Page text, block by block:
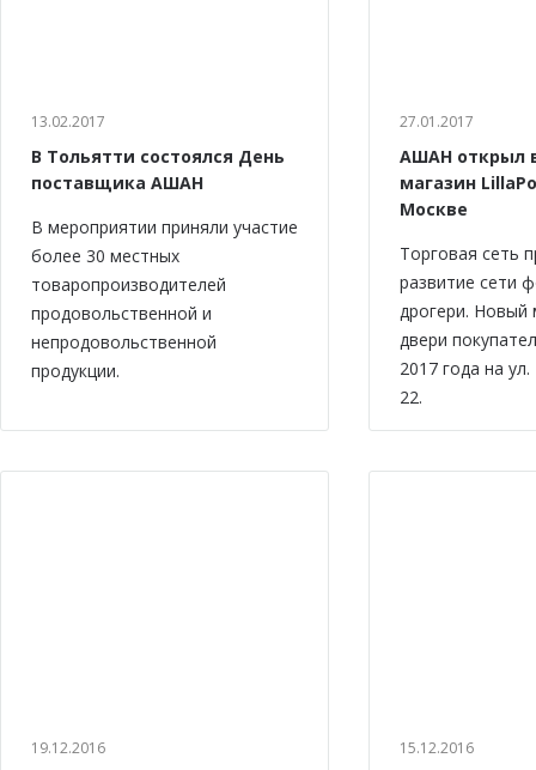
13.02.2017
В Тольятти состоялся День
поставщика АШАН
В мероприятии приняли участие
более 30 местных
товаропроизводителей
продовольственной и
непродовольственной
продукции.
27.01.2017
АШАН открыл
магазин
Москве
Торговая сеть
развитие сети
дрогери. Новый
двери
2017 года на
22.
19.12.2016 15.12.2016